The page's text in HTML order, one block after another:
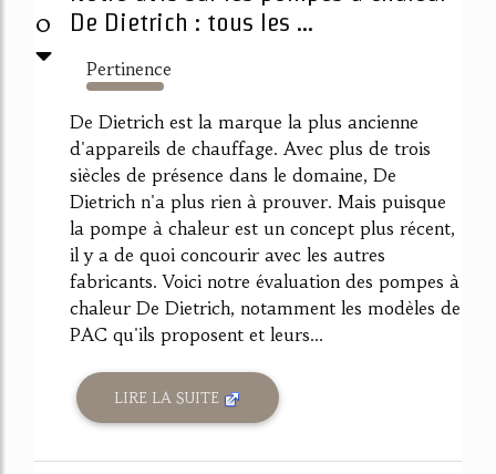
0
De Dietrich : tous les ...
Pertinence
3843%
De Dietrich est la marque la plus ancienne
d'appareils de chauffage. Avec plus de trois
siècles de présence dans le domaine, De
Dietrich n'a plus rien à prouver. Mais puisque
la pompe à chaleur est un concept plus récent,
il y a de quoi concourir avec les autres
fabricants. Voici notre évaluation des pompes à
chaleur De Dietrich, notamment les modèles de
PAC qu'ils proposent et leurs...
LIRE LA SUITE